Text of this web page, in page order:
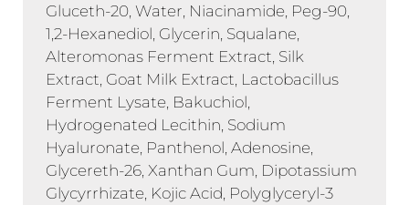
Gluceth-20, Water, Niacinamide, Peg-90,
1,2-Hexanediol, Glycerin, Squalane,
Alteromonas Ferment Extract, Silk
Extract, Goat Milk Extract, Lactobacillus
Ferment Lysate, Bakuchiol,
Hydrogenated Lecithin, Sodium
Hyaluronate, Panthenol, Adenosine,
Glycereth-26, Xanthan Gum, Dipotassium
Glycyrrhizate, Kojic Acid, Polyglyceryl-3